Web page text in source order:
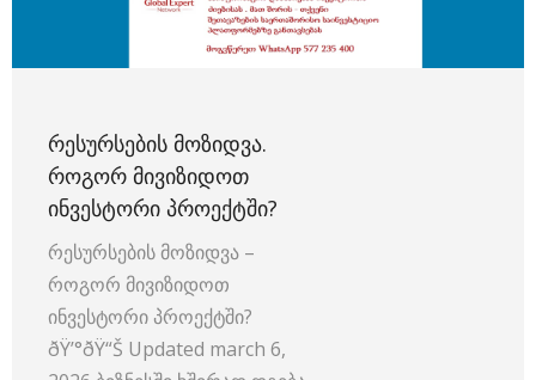
ᲠᲔᲡᲣᲠᲡᲔᲑᲘᲡ ᲛᲝᲖᲘᲓᲕᲐ.
ᲠᲝᲒᲝᲠ ᲛᲘᲕᲘᲖᲘᲓᲝᲗ
ᲘᲜᲕᲔᲡᲢᲝᲠᲘ ᲞᲠᲝᲔᲥᲢᲨᲘ?
რესურსების მოზიდვა –
როგორ მივიზიდოთ
ინვესტორი პროექტში?
ðŸ’°ðŸ“Š Updated march 6,